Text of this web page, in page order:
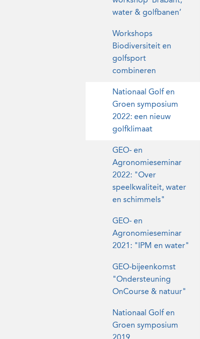
water & golfbanen’
Workshops
Biodiversiteit en
golfsport
combineren
Nationaal Golf en
Groen symposium
2022: een nieuw
golfklimaat
GEO- en
Agronomieseminar
2022: "Over
speelkwaliteit, water
en schimmels"
GEO- en
Agronomieseminar
2021: "IPM en water"
GEO-bijeenkomst
"Ondersteuning
OnCourse & natuur"
Nationaal Golf en
Groen symposium